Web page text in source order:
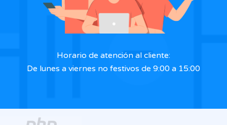
Horario de atención al cliente:
De lunes a viernes no festivos de 9:00 a 15:00